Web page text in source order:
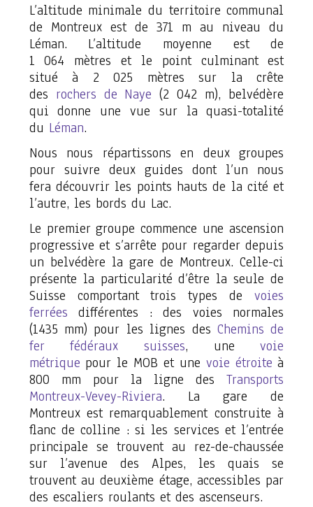
L’altitude minimale du territoire communal
de Montreux est de 371 m au niveau du
Léman. L’altitude moyenne est de
1 064 mètres et le point culminant est
situé à 2 025 mètres sur la crête
des rochers de Naye (2 042 m), belvédère
qui donne une vue sur la quasi-totalité
du Léman.
Nous nous répartissons en deux groupes
pour suivre deux guides dont l’un nous
fera découvrir les points hauts de la cité et
l’autre, les bords du Lac.
Le premier groupe commence une ascension
progressive et s’arrête pour regarder depuis
un belvédère la gare de Montreux. Celle-ci
présente la particularité d’être la seule de
Suisse comportant trois types devoies
ferrées différentes : des voies normales
(1435 mm) pour les lignes desChemins de
fer fédéraux suisses, unevoie
métrique pour le MOB et une voie étroite à
800 mm pour la ligne desTransports
Montreux-Vevey-Riviera. La gare de
Montreux est remarquablement construite à
flanc de colline : si les services et l’entrée
principale se trouvent au rez-de-chaussée
sur l’avenue des Alpes, les quais se
trouvent au deuxième étage, accessibles par
des escaliers roulants et des ascenseurs.